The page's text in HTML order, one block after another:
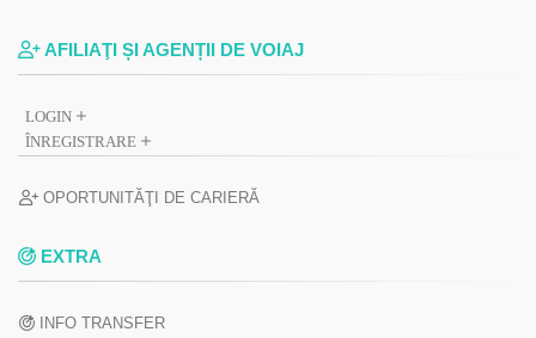
AFILIAŢI ȘI AGENȚII DE VOIAJ
LOGIN
ÎNREGISTRARE
OPORTUNITĂŢI DE CARIERĂ
EXTRA
INFO TRANSFER